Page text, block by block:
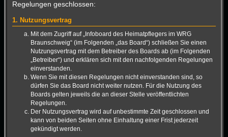
Regelungen geschlossen:
1. Nutzungsvertrag
Mit dem Zugriff auf „Infoboard des Heimatpflegers im WRG
Braunschweig“ (im Folgenden „das Board“) schließen Sie einen
Nutzungsvertrag mit dem Betreiber des Boards ab (im Folgenden
„Betreiber“) und erklären sich mit den nachfolgenden Regelungen
einverstanden.
Wenn Sie mit diesen Regelungen nicht einverstanden sind, so
dürfen Sie das Board nicht weiter nutzen. Für die Nutzung des
Boards gelten jeweils die an dieser Stelle veröffentlichten
Regelungen.
Der Nutzungsvertrag wird auf unbestimmte Zeit geschlossen und
kann von beiden Seiten ohne Einhaltung einer Frist jederzeit
gekündigt werden.